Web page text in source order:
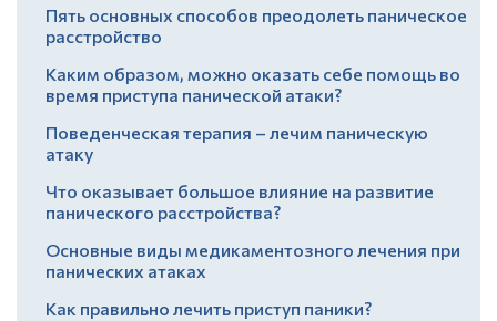
Пять основных способов преодолеть паническое
расстройство
Каким образом, можно оказать себе помощь во
время приступа панической атаки?
Поведенческая терапия – лечим паническую
атаку
Что оказывает большое влияние на развитие
панического расстройства?
Основные виды медикаментозного лечения при
панических атаках
Как правильно лечить приступ паники?